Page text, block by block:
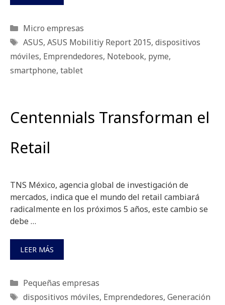
Categorías
Micro empresas
Etiquetas
ASUS, ASUS Mobilitiy Report 2015, dispositivos
móviles, Emprendedores, Notebook, pyme,
smartphone, tablet
Centennials Transforman el
Retail
TNS México, agencia global de investigación de
mercados, indica que el mundo del retail cambiará
radicalmente en los próximos 5 años, este cambio se
debe …
LEER MÁS
Categorías
Pequeñas empresas
Etiquetas
dispositivos móviles, Emprendedores, Generación